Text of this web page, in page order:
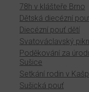
78h v klášteře Brno
Dětská diecézní
Diecézní pouť dětí
Svatováclavský
Poděkování za
Sušice
Setkání rodin v
Sušická pouť